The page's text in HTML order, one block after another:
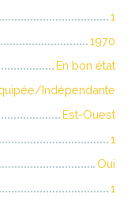
1
1970
En bon état
Indépendante
Est-Ouest
1
Oui
1